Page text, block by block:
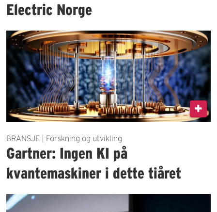
Electric Norge
BRANSJE | Forskning og utvikling
Gartner: Ingen KI på
kvantemaskiner i dette tiåret